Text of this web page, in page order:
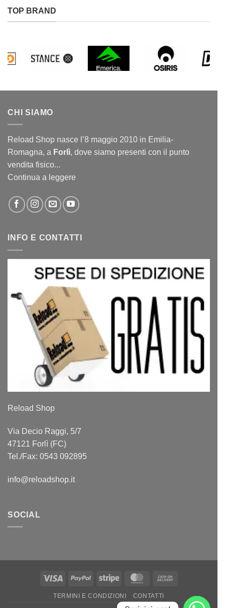
TOP BRAND
CHI SIAMO
Reload Shop nasce l’8 maggio 2010 in Emilia-
Romagna, a Forlì, dove siamo presenti con il punto
vendita fisico...
Continua a leggere
INFO E CONTATTI
Reload Shop
Via Decio Raggi, 5/7
47121 Forlì (FC)
Tel./Fax: 0543 092895
info@reloadshop.it
SOCIAL
Visa PayPal Stripe MasterCard
Delivery
TERMINI E CONDIZIONI CONTATTI